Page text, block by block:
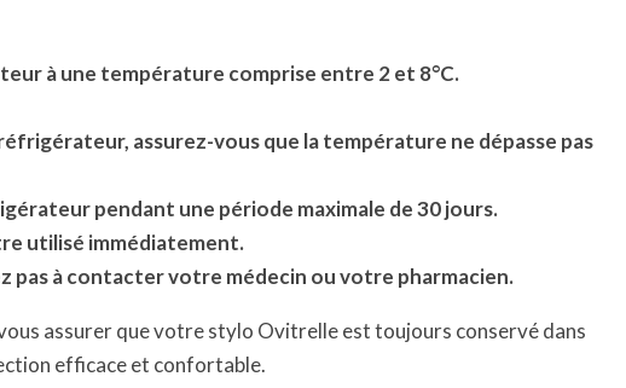
à une température comprise entre 2 et 8°C.
assurez-vous que la température ne dépasse pas
pendant une période maximale de 30 jours.
utilisé immédiatement.
pas à contacter votre médecin ou votre pharmacien.
assurer que votre stylo Ovitrelle est toujours conservé dans
efficace et confortable.